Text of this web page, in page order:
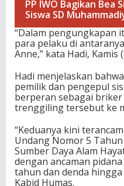
PP IWO Bagikan Bea
Siswa SD
“Dalam pengungkapan
para pelaku di
Anne,” kata Hadi, Kamis
Hadi menjelaskan
pemilik dan pengepul
berperan sebagai
trenggiling tersebut ke
“Keduanya kini
Undang Nomor 5
Sumber Daya Alam
dengan ancaman
tahun dan denda hingga
Kabid Humas.